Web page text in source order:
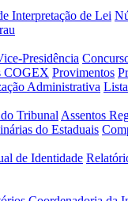
Interpretação de Lei
Presidência
COGEX Provimentos
Administrativa
Tribunal Assentos
do Estaduais
de Identidade